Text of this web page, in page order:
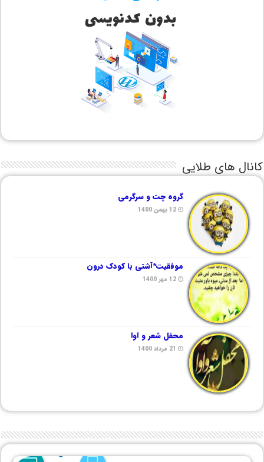
کانال های طلایی
گروه چت و سرگرمی
12 بهمن 1400
موفقیت*آشتی با کودک درون
12 مهر 1400
محفل شعر و آوا
21 مرداد 1400